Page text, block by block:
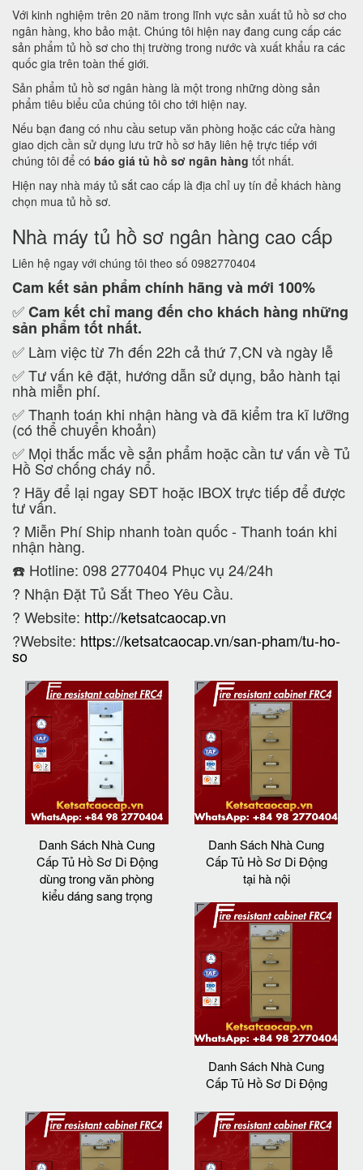
Với kinh nghiệm trên 20 năm trong lĩnh vực sản xuất tủ hồ sơ cho
ngân hàng, kho bảo mật. Chúng tôi hiện nay đang cung cấp các
sản phẩm tủ hồ sơ cho thị trường trong nước và xuất khẩu ra các
quốc gia trên toàn thế giới.
Sản phẩm tủ hồ sơ ngân hàng là một trong những dòng sản
phẩm tiêu biểu của chúng tôi cho tới hiện nay.
Nếu bạn đang có nhu cầu setup văn phòng hoặc các cửa hàng
giao dịch cần sử dụng lưu trữ hồ sơ hãy liên hệ trực tiếp với
chúng tôi để có báo giá tủ hồ sơ ngân hàng tốt nhất.
Hiện nay nhà máy tủ sắt cao cấp là địa chỉ uy tín để khách hàng
chọn mua tủ hồ sơ.
Nhà máy tủ hồ sơ ngân hàng cao cấp
Liên hệ ngay với chúng tôi theo số 0982770404
Cam kếtsản phẩm chính hãng và mới 100%
✅Cam kếtchỉ mang đến cho khách hàng những
sản phẩm tốt nhất.
✅ Làm việc từ 7h đến 22h cả thứ 7,CN và ngày lễ
✅ Tư vấn kê đặt, hướng dẫn sử dụng, bảo hành tại
nhà miễn phí.
✅ Thanh toán khi nhận hàng và đã kiểm tra kĩ lưỡng
(có thể chuyển khoản)
✅ Mọi thắc mắc về sản phẩm hoặc cần tư vấn về Tủ
Hồ Sơ chống cháy nổ.
? Hãy để lại ngay SĐT hoặc IBOX trực tiếp để được
tư vấn.
? Miễn Phí Ship nhanh toàn quốc - Thanh toán khi
nhận hàng.
☎️ Hotline: 098 2770404 Phục vụ 24/24h
? Nhận Đặt Tủ Sắt Theo Yêu Cầu.
? Website: http://ketsatcaocap.vn
?Website: https://ketsatcaocap.vn/san-pham/tu-ho-
so
Danh Sách Nhà Cung
Cấp Tủ Hồ Sơ Di Động
dùng trong văn phòng
kiểu dáng sang trọng
Danh Sách Nhà Cung
Cấp Tủ Hồ Sơ Di Động
tại hà nội
Danh Sách Nhà Cung
Cấp Tủ Hồ Sơ Di Động